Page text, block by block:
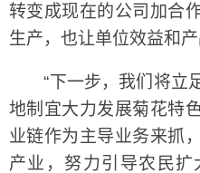
转变成现在的公司加合
生产，也让单位效益和
“下一步，我们将立
地制宜大力发展菊花特
业链作为主导业务来抓
产业，努力引导农民